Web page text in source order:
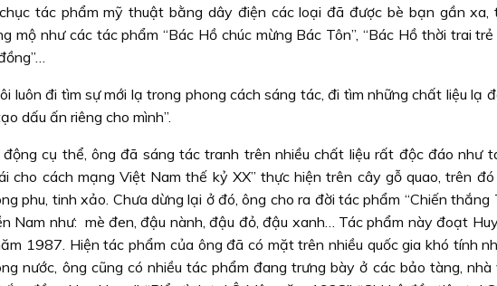
tác phẩm mỹ thuật bằng dây điện các loại đã được bè bạn gần xa,
mộ như các tác phẩm “Bác Hồ chúc mừng Bác Tôn”, “Bác Hồ thời trai trẻ
luôn đi tìm sự mới lạ trong phong cách sáng tác, đi tìm những chất liệu lạ
dấu ấn riêng cho mình”.
cụ thể, ông đã sáng tác tranh trên nhiều chất liệu rất độc đáo như
cho cách mạng Việt Nam thế kỷ XX” thực hiện trên cây gỗ quao, trên
phu, tinh xảo. Chưa dừng lại ở đó, ông cho ra đời tác phẩm “Chiến thắng
Nam như: mè đen, đậu nành, đậu đỏ, đậu xanh… Tác phẩm này đoạt
1987. Hiện tác phẩm của ông đã có mặt trên nhiều quốc gia khó tính
nước, ông cũng có nhiều tác phẩm đang trưng bày ở các bảo tàng, nhà